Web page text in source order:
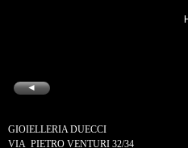
◄
GIOIELLERIA DUECCI
VIA PIETRO VENTURI 32/34